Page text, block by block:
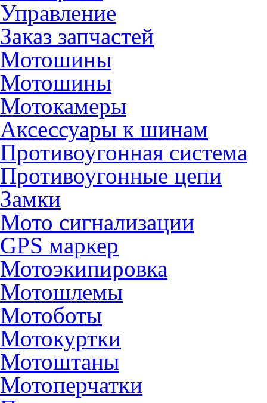
Управление
Заказ запчастей
Мотошины
Мотошины
Мотокамеры
Аксессуары к шинам
Противоугонная система
Противоугонные цепи
Замки
Мото сигнализации
GPS маркер
Мотоэкипировка
Мотошлемы
Мотоботы
Мотокуртки
Мотоштаны
Мотоперчатки